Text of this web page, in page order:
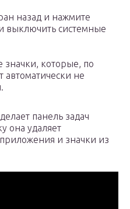
назад и нажмите
выключить системные
значки, которые, по
не
панель задач
она удаляет
и значки из